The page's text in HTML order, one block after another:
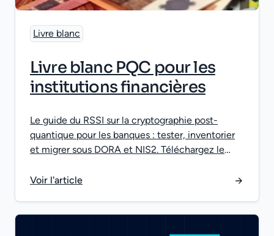
Livre blanc
Livre blanc PQC pour les
institutions financières
Le guide du RSSI sur la cryptographie post-
quantique pour les banques : tester, inventorier
et migrer sous DORA et NIS2. Téléchargez le
Voir l'article